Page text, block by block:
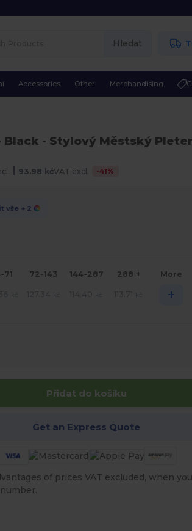
Hledat
Accessories Other Merchandising
Black - Stylový Městský
| 93.98 kčVAT excl. -41%
vše + 2
71 72-143 144-287 288 + More
+
Přidat do košíku
Get an Express Quote
of prices VAT excluded, when